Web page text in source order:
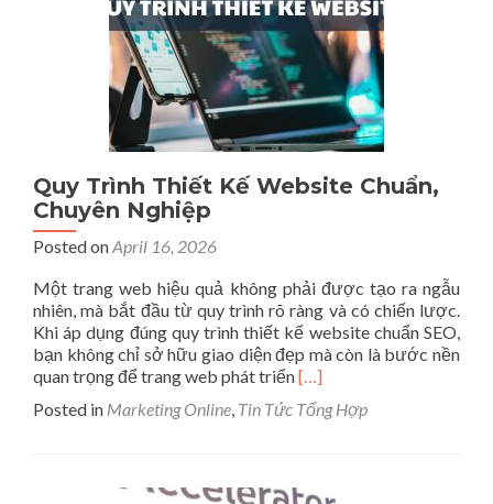
Quy Trình Thiết Kế Website Chuẩn,
Chuyên Nghiệp
Posted onApril 16, 2026
Một trang web hiệu quả không phải được tạo ra ngẫu
nhiên, mà bắt đầu từ quy trình rõ ràng và có chiến lược.
Khi áp dụng đúng quy trình thiết kế website chuẩn SEO,
bạn không chỉ sở hữu giao diện đẹp mà còn là bước nền
quan trọng để trang web phát triểnRead
more
about
[…]
Posted in Marketing Online, Tin Tức Tổng Hợp